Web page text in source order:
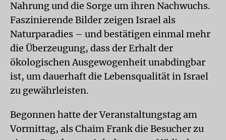
Nahrung und die Sorge um ihren Nachwuchs.
Faszinierende Bilder zeigen Israel als
Naturparadies – und bestätigen einmal mehr
die Überzeugung, dass der Erhalt der
ökologischen Ausgewogenheit unabdingbar
ist, um dauerhaft die Lebensqualität in Israel
zu gewährleisten.
Begonnen hatte der Veranstaltungstag am
Vormittag, als Chaim Frank die Besucher zu